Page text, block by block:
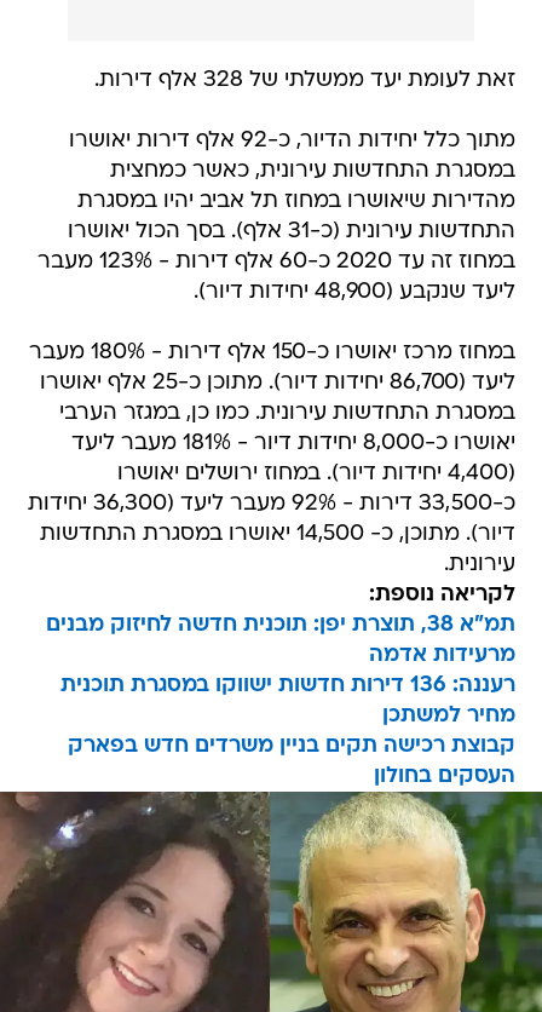
זאת לעומת יעד ממשלתי של 328 אלף דירות.
מתוך כלל יחידות הדיור, כ-92 אלף דירות יאושרו
במסגרת התחדשות עירונית, כאשר כמחצית
מהדירות שיאושרו במחוז תל אביב יהיו במסגרת
התחדשות עירונית (כ-31 אלף). בסך הכול יאושרו
במחוז זה עד 2020 כ-60 אלף דירות - 123% מעבר
ליעד שנקבע (48,900 יחידות דיור).
במחוז מרכז יאושרו כ-150 אלף דירות - 180% מעבר
ליעד (86,700 יחידות דיור). מתוכן כ-25 אלף יאושרו
במסגרת התחדשות עירונית. כמו כן, במגזר הערבי
יאושרו כ-8,000 יחידות דיור - 181% מעבר ליעד
(4,400 יחידות דיור). במחוז ירושלים יאושרו
כ-33,500 דירות - 92% מעבר ליעד (36,300 יחידות
דיור). מתוכן, כ- 14,500 יאושרו במסגרת התחדשות
עירונית.
לקריאה נוספת:
תמ"א 38, תוצרת יפן: תוכנית חדשה לחיזוק מבנים
מרעידות אדמה
רעננה: 136 דירות חדשות ישווקו במסגרת תוכנית
מחיר למשתכן
קבוצת רכישה תקים בניין משרדים חדש בפארק
העסקים בחולון